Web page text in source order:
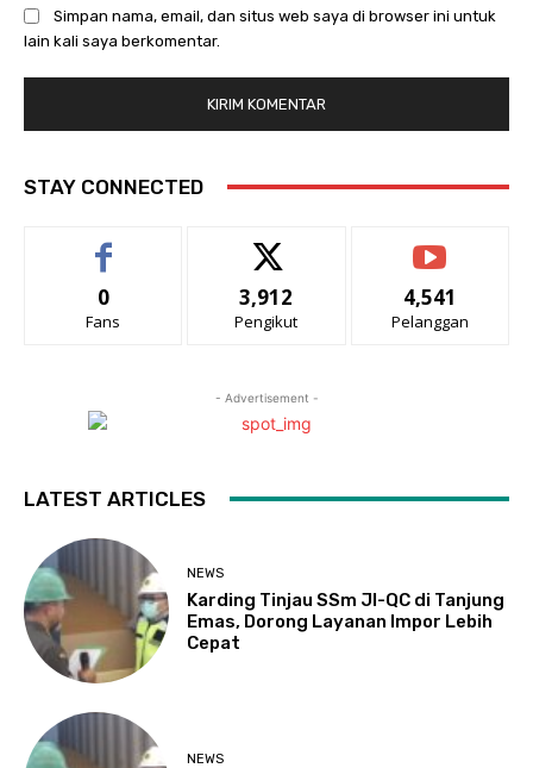
Simpan nama, email, dan situs web saya di browser ini untuk
lain kali saya berkomentar.
STAY CONNECTED
0
Fans
3,912
Pengikut
4,541
Pelanggan
- Advertisement -
LATEST ARTICLES
NEWS
Karding Tinjau SSm JI-QC di Tanjung
Emas, Dorong Layanan Impor Lebih
Cepat
NEWS